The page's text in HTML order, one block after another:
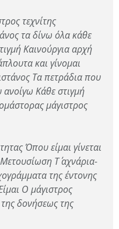
τεχνίτης
τα δίνω όλα κάθε
Καινούργια αρχή
και γίνομαι
Τα πετράδια που
ανοίγω Κάθε στιγμή
μάγιστρος
Όπου είμαι γίνεται
Τ΄ αχνάρια-
της έντονης
Ο μάγιστρος
δονήσεως της